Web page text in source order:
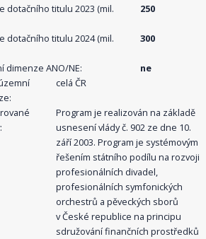
dotačního titulu 2023 (mil.
250
dotačního titulu 2024 (mil.
300
dimenze ANO/NE:
ne
celá ČR
Program je realizován na základě
usnesení vlády č. 902 ze dne 10.
září 2003. Program je systémovým
řešením státního podílu na rozvoji
profesionálních divadel,
profesionálních symfonických
orchestrů a pěveckých sborů
v České republice na principu
sdružování finančních prostředků